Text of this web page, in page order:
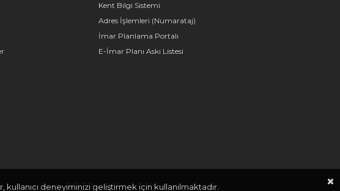
Kent Bilgi Sistemi
Adres İşlemleri (Numarataj)
İmar Planlama Portalı
E-İmar Planı Askı Listesi
deneyiminizi geliştirmek için kullanılmaktadır.